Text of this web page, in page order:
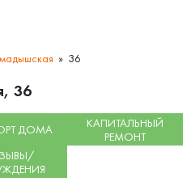
36
36
ДОМА
КАПИТАЛЬНЫЙ
РЕМОНТ